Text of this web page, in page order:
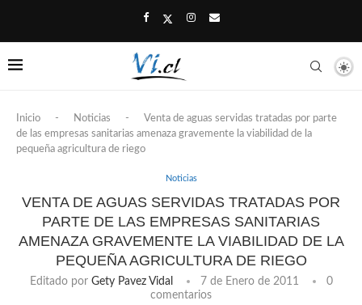
Inicio - Noticias -
Venta de aguas servidas tratadas por parte
de las empresas sanitarias amenaza gravemente la viabilidad de la
pequeña agricultura de riego
Noticias
VENTA DE AGUAS SERVIDAS TRATADAS POR
PARTE DE LAS EMPRESAS SANITARIAS
AMENAZA GRAVEMENTE LA VIABILIDAD DE LA
PEQUEÑA AGRICULTURA DE RIEGO
Editado por Gety Pavez Vidal 7 de Enero de 2011
0
comentarios